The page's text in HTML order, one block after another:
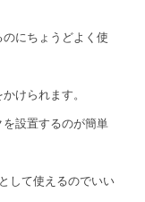
にちょうどよく使
けられます。
設置するのが簡単
して使えるのでいい